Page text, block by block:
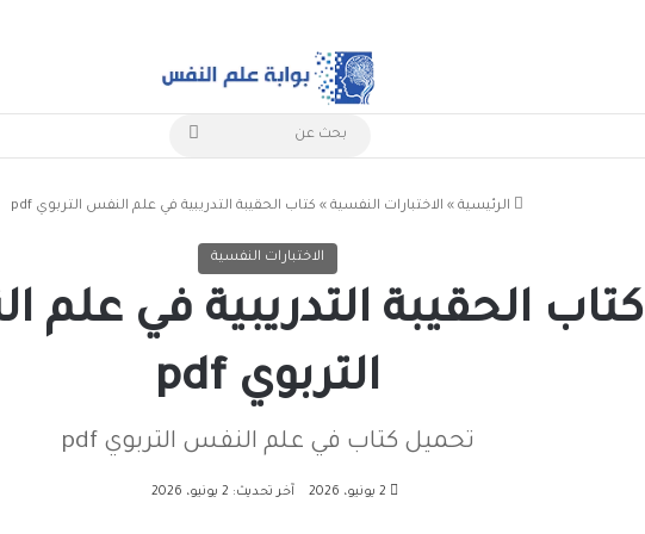
الرئيسية » الاختبارات النفسية » كتاب الحقيبة التدريبية في علم النفس التربوي pdf
الاختبارات النفسية
كتاب الحقيبة التدريبية في علم
التربوي pdf
تحميل كتاب في علم النفس التربوي pdf
2 يونيو، 2026 آخر تحديث: 2 يونيو، 2026